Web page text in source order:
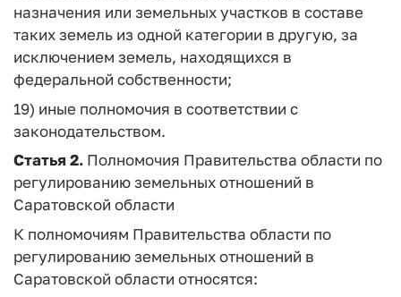
назначения или земельных участков в составе
таких земель из одной категории в другую, за
исключением земель, находящихся в
федеральной собственности;
19) иные полномочия в соответствии с
законодательством.
Статья 2. Полномочия Правительства области по
регулированию земельных отношений в
Саратовской области
К полномочиям Правительства области по
регулированию земельных отношений в
Саратовской области относятся: